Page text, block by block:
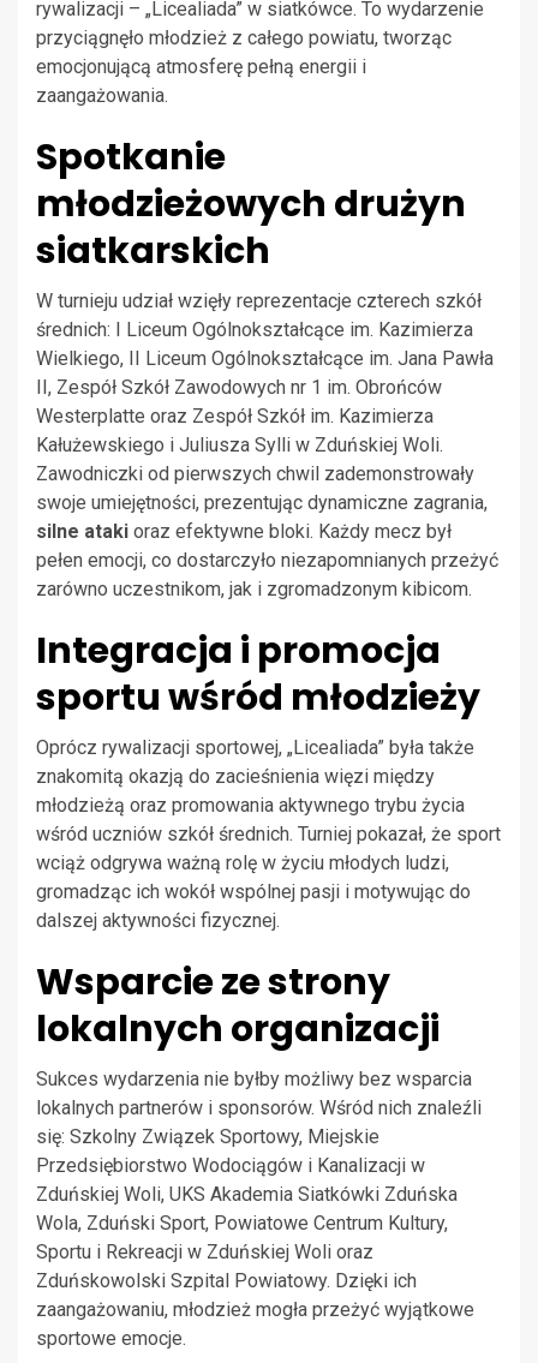
rywalizacji – „Licealiada” w siatkówce. To wydarzenie
przyciągnęło młodzież z całego powiatu, tworząc
emocjonującą atmosferę pełną energii i
zaangażowania.
Spotkanie
młodzieżowych drużyn
siatkarskich
W turnieju udział wzięły reprezentacje czterech szkół
średnich: I Liceum Ogólnokształcące im. Kazimierza
Wielkiego, II Liceum Ogólnokształcące im. Jana Pawła
II, Zespół Szkół Zawodowych nr 1 im. Obrońców
Westerplatte oraz Zespół Szkół im. Kazimierza
Kałużewskiego i Juliusza Sylli w Zduńskiej Woli.
Zawodniczki od pierwszych chwil zademonstrowały
swoje umiejętności, prezentując dynamiczne zagrania,
silne ataki oraz efektywne bloki. Każdy mecz był
pełen emocji, co dostarczyło niezapomnianych przeżyć
zarówno uczestnikom, jak i zgromadzonym kibicom.
Integracja i promocja
sportu wśród młodzieży
Oprócz rywalizacji sportowej, „Licealiada” była także
znakomitą okazją do zacieśnienia więzi między
młodzieżą oraz promowania aktywnego trybu życia
wśród uczniów szkół średnich. Turniej pokazał, że sport
wciąż odgrywa ważną rolę w życiu młodych ludzi,
gromadząc ich wokół wspólnej pasji i motywując do
dalszej aktywności fizycznej.
Wsparcie ze strony
lokalnych organizacji
Sukces wydarzenia nie byłby możliwy bez wsparcia
lokalnych partnerów i sponsorów. Wśród nich znaleźli
się: Szkolny Związek Sportowy, Miejskie
Przedsiębiorstwo Wodociągów i Kanalizacji w
Zduńskiej Woli, UKS Akademia Siatkówki Zduńska
Wola, Zduński Sport, Powiatowe Centrum Kultury,
Sportu i Rekreacji w Zduńskiej Woli oraz
Zduńskowolski Szpital Powiatowy. Dzięki ich
zaangażowaniu, młodzież mogła przeżyć wyjątkowe
sportowe emocje.